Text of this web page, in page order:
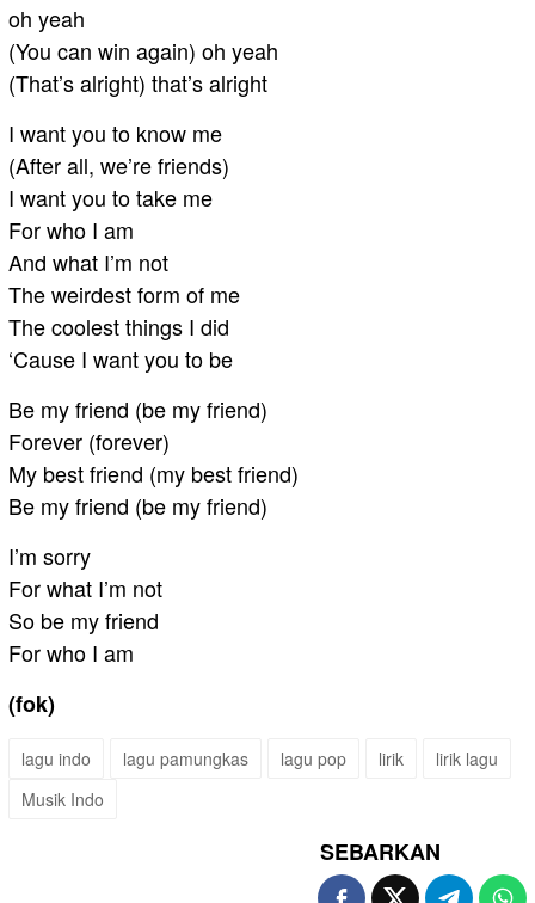
oh yeah
(You can win again) oh yeah
(That’s alright) that’s alright
I want you to know me
(After all, we’re friends)
I want you to take me
For who I am
And what I’m not
The weirdest form of me
The coolest things I did
‘Cause I want you to be
Be my friend (be my friend)
Forever (forever)
My best friend (my best friend)
Be my friend (be my friend)
I’m sorry
For what I’m not
So be my friend
For who I am
(fok)
lagu indo lagu pamungkas lagu pop lirik
lirik lagu
Musik Indo
SEBARKAN